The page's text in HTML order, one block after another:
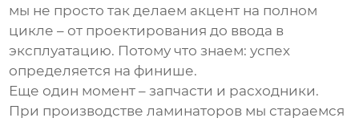
мы не просто так делаем акцент на полном
цикле – от проектирования до ввода в
эксплуатацию. Потому что знаем: успех
определяется на финише.
Еще один момент – запчасти и расходники.
При производстве ламинаторов мы стараемся